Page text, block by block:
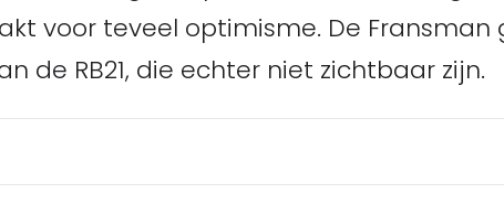
voor teveel optimisme. De
de RB21, die echter niet zichtbaar zijn.